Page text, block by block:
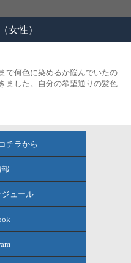
女性）
で何色に染めるか悩んでいたの
ました。自分の希望通りの髪色
チラから
ジュール